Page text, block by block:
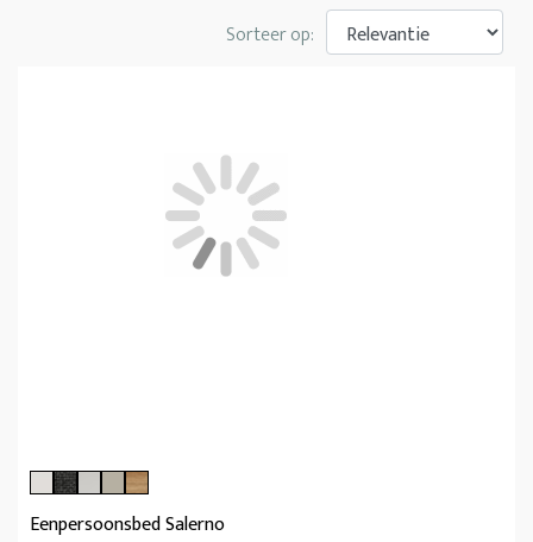
Sorteer op:
Eenpersoonsbed Salerno